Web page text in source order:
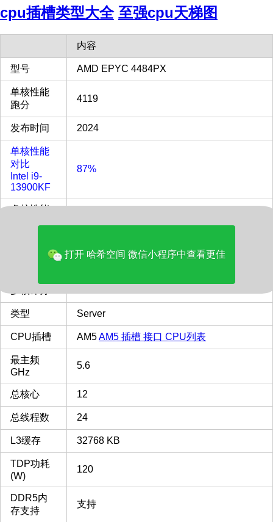
cpu插槽类型大全 至强cpu天梯图
内容
型号 AMD EPYC 4484PX
单核性能
跑分
4119
发布时间 2024
单核性能
对比
Intel i9-
13900KF
87%
多核性能
84%
类型 Server
CPU插槽 AM5AM5 插槽 接口 CPU列表
最主频
GHz
5.6
总核心 12
总线程数 24
L3缓存 32768 KB
TDP功耗
(W)
120
DDR5内
存支持
支持
打开 哈希空间 微信小程序中查看更佳